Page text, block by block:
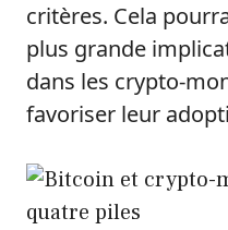
critères. Cela
plus grande
dans les crypto-
favoriser leur